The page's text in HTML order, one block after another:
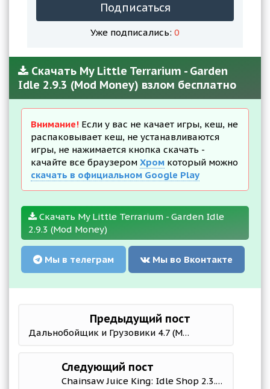
Подписаться
Уже подписались: 0
Скачать My Little Terrarium - Garden
Idle 2.9.3 (Mod Money) взлом бесплатно
Внимание! Если у вас не качает игры, кеш, не
распаковывает кеш, не устанавливаются
игры, не нажимается кнопка скачать -
качайте все браузером Хром который можно
скачать в официальном Google Play
Скачать My Little Terrarium - Garden Idle
2.9.3 (Mod Money)
Мы в телеграм Мы во Вконтакте
Предыдущий пост
Дальнобойщик и Грузовики 4.7 (Mod Money)
Следующий пост
Chainsaw Juice King: Idle Shop 2.3.0 Мод (полная версия)